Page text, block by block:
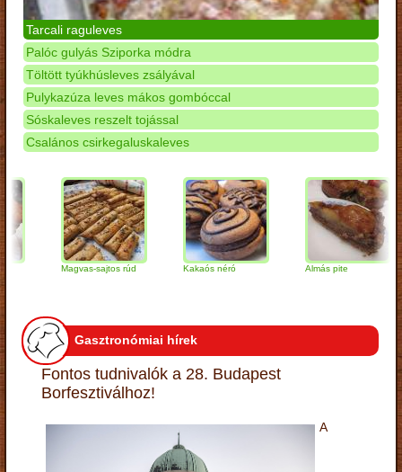
Tarcali raguleves
Palóc gulyás Sziporka módra
Töltött tyúkhúsleves zsályával
Pulykazúza leves mákos gombóccal
Sóskaleves reszelt tojással
Csalános csirkegaluskaleves
Magvas-sajtos rúd Kakaós néró Almás pite
Gasztronómiai hírek
Fontos tudnivalók a 28. Budapest
Borfesztiválhoz!
A